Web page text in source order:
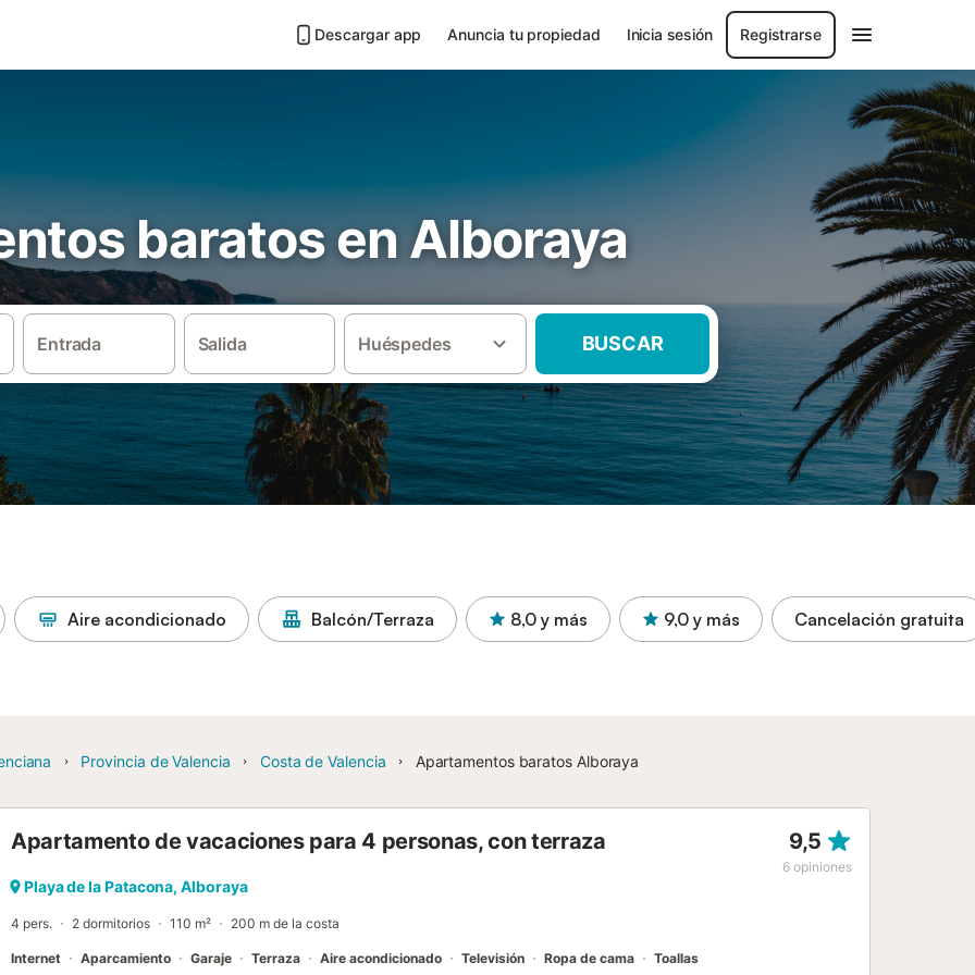
Descargar app Anuncia tu propiedad Inicia sesión Registrarse
baratos en Alboraya
Entrada Salida Huéspedes BUSCAR
Aire acondicionado Balcón/Terraza 8,0 y más 9,0 y más Cancelación gratuita
Provincia de Valencia Costa de Valencia Apartamentos baratos Alboraya
Apartamento de vacaciones para 4 personas, con terraza 9,5
6 opiniones
Playa de la Patacona, Alboraya
4 pers. 2 dormitorios 110 m² 200 m de la costa
Internet Aparcamiento Garaje Terraza Aire acondicionado Televisión Ropa de cama Toallas